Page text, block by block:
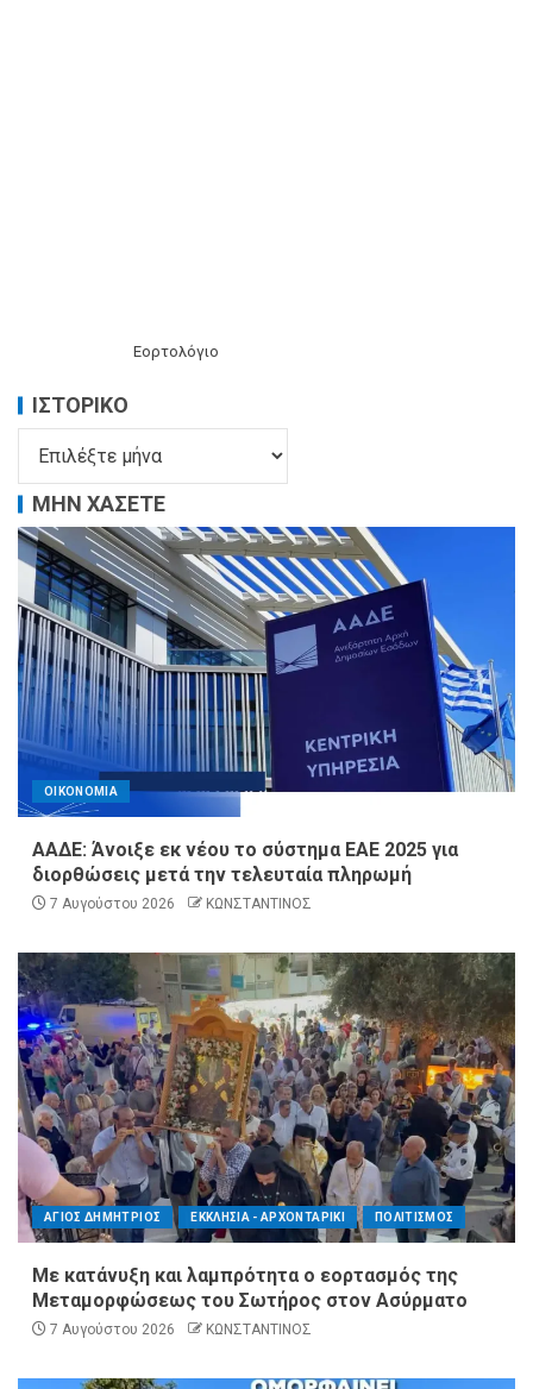
Εορτολόγιο
ΙΣΤΟΡΙΚΌ
ΜΗΝ ΧΑΣΕΤΕ
ΟΙΚΟΝΟΜΙΑ
ΑΑΔΕ: Άνοιξε εκ νέου το σύστημα ΕΑΕ 2025 για
διορθώσεις μετά την τελευταία πληρωμή
7 Αυγούστου 2026 ΚΩΝΣΤΑΝΤΙΝΟΣ
ΑΓΙΟΣ ΔΗΜΗΤΡΙΟΣ ΕΚΚΛΗΣΙΑ - ΑΡΧΟΝΤΑΡΙΚΙ ΠΟΛΙΤΙΣΜΟΣ
Με κατάνυξη και λαμπρότητα ο εορτασμός της
Μεταμορφώσεως του Σωτήρος στον Ασύρματο
7 Αυγούστου 2026 ΚΩΝΣΤΑΝΤΙΝΟΣ